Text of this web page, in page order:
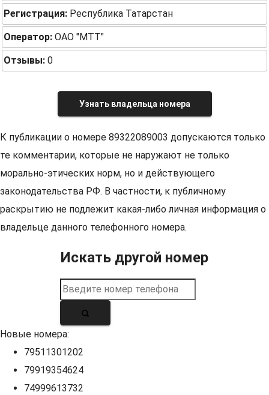
Регистрация: Республика Татарстан
Оператор: ОАО "МТТ"
Отзывы: 0
Узнать владельца номера
К публикации о номере 89322089003 допускаются только
те комментарии, которые не наружают не только
морально-этических норм, но и действующего
законодательства РФ. В частности, к публичному
раскрытию не подлежит какая-либо личная информация о
владельце данного телефонного номера.
Искать другой номер
Новые номера:
79511301202
79919354624
74999613732